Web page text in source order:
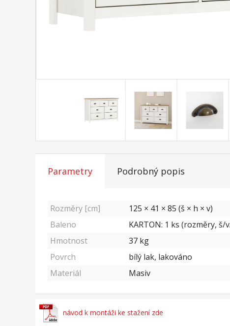
Parametry Podrobný popis
Rozměry [cm]
125 × 41 × 85 (š × h × v)
Baleno
KARTON: 1 ks (rozměry, š/
Hmotnost
37 kg
Povrch
bílý lak, lakováno
Materiál
Masiv
návod k montáži ke stažení zde